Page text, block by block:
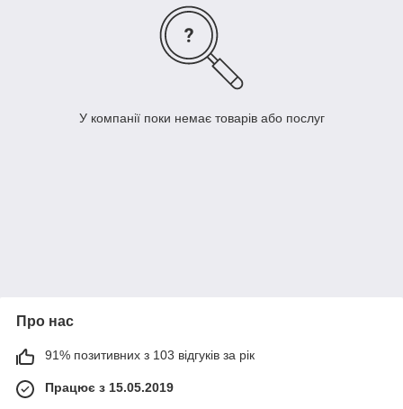
У компанії поки немає товарів або послуг
Про нас
91% позитивних з 103 відгуків за рік
Працює з 15.05.2019